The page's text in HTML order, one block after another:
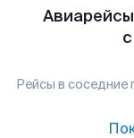
Рейсы в соседние